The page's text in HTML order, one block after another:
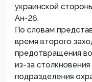
украинской
Ан-26.
По словам
время второго
предотвращения
из-за
подразделения